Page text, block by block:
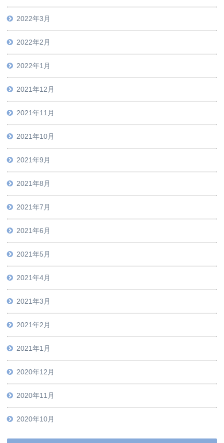
2022年3月
2022年2月
2022年1月
2021年12月
2021年11月
2021年10月
2021年9月
2021年8月
2021年7月
2021年6月
2021年5月
2021年4月
2021年3月
2021年2月
2021年1月
2020年12月
2020年11月
2020年10月